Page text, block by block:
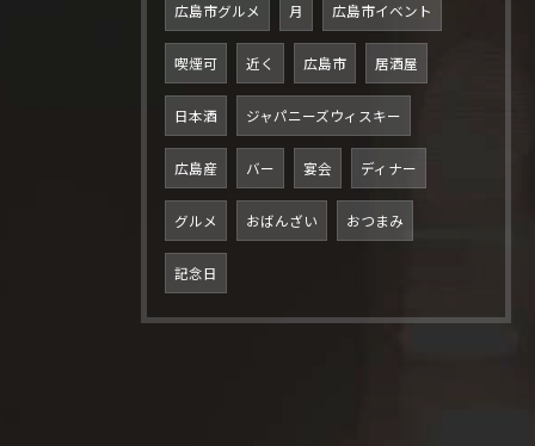
広島市グルメ 月 広島市イベント
喫煙可 近く 広島市 居酒屋
日本酒 ジャパニーズウィスキー
広島産 バー 宴会 ディナー
グルメ おばんざい おつまみ
記念日